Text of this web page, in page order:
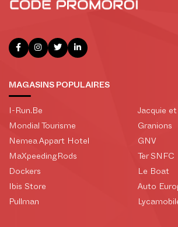
MAGASINS POPULAIRES
I-Run.Be
Mondial Tourisme
Nemea Appart Hotel
MaXpeedingRods
Dockers
Ibis Store
Pullman
Jacquie et
Granions
GNV
Ter SNFC
Le Boat
Auto